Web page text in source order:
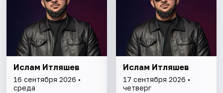
Ислам Итляшев
16 сентября 2026 •
среда
Ислам Итляшев
17 сентября 2026 •
четверг